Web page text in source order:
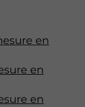
en
en
en